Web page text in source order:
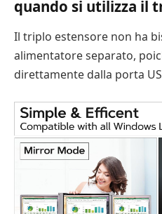
quando si utilizza il
Il triplo estensore non ha
alimentatore separato,
direttamente dalla porta